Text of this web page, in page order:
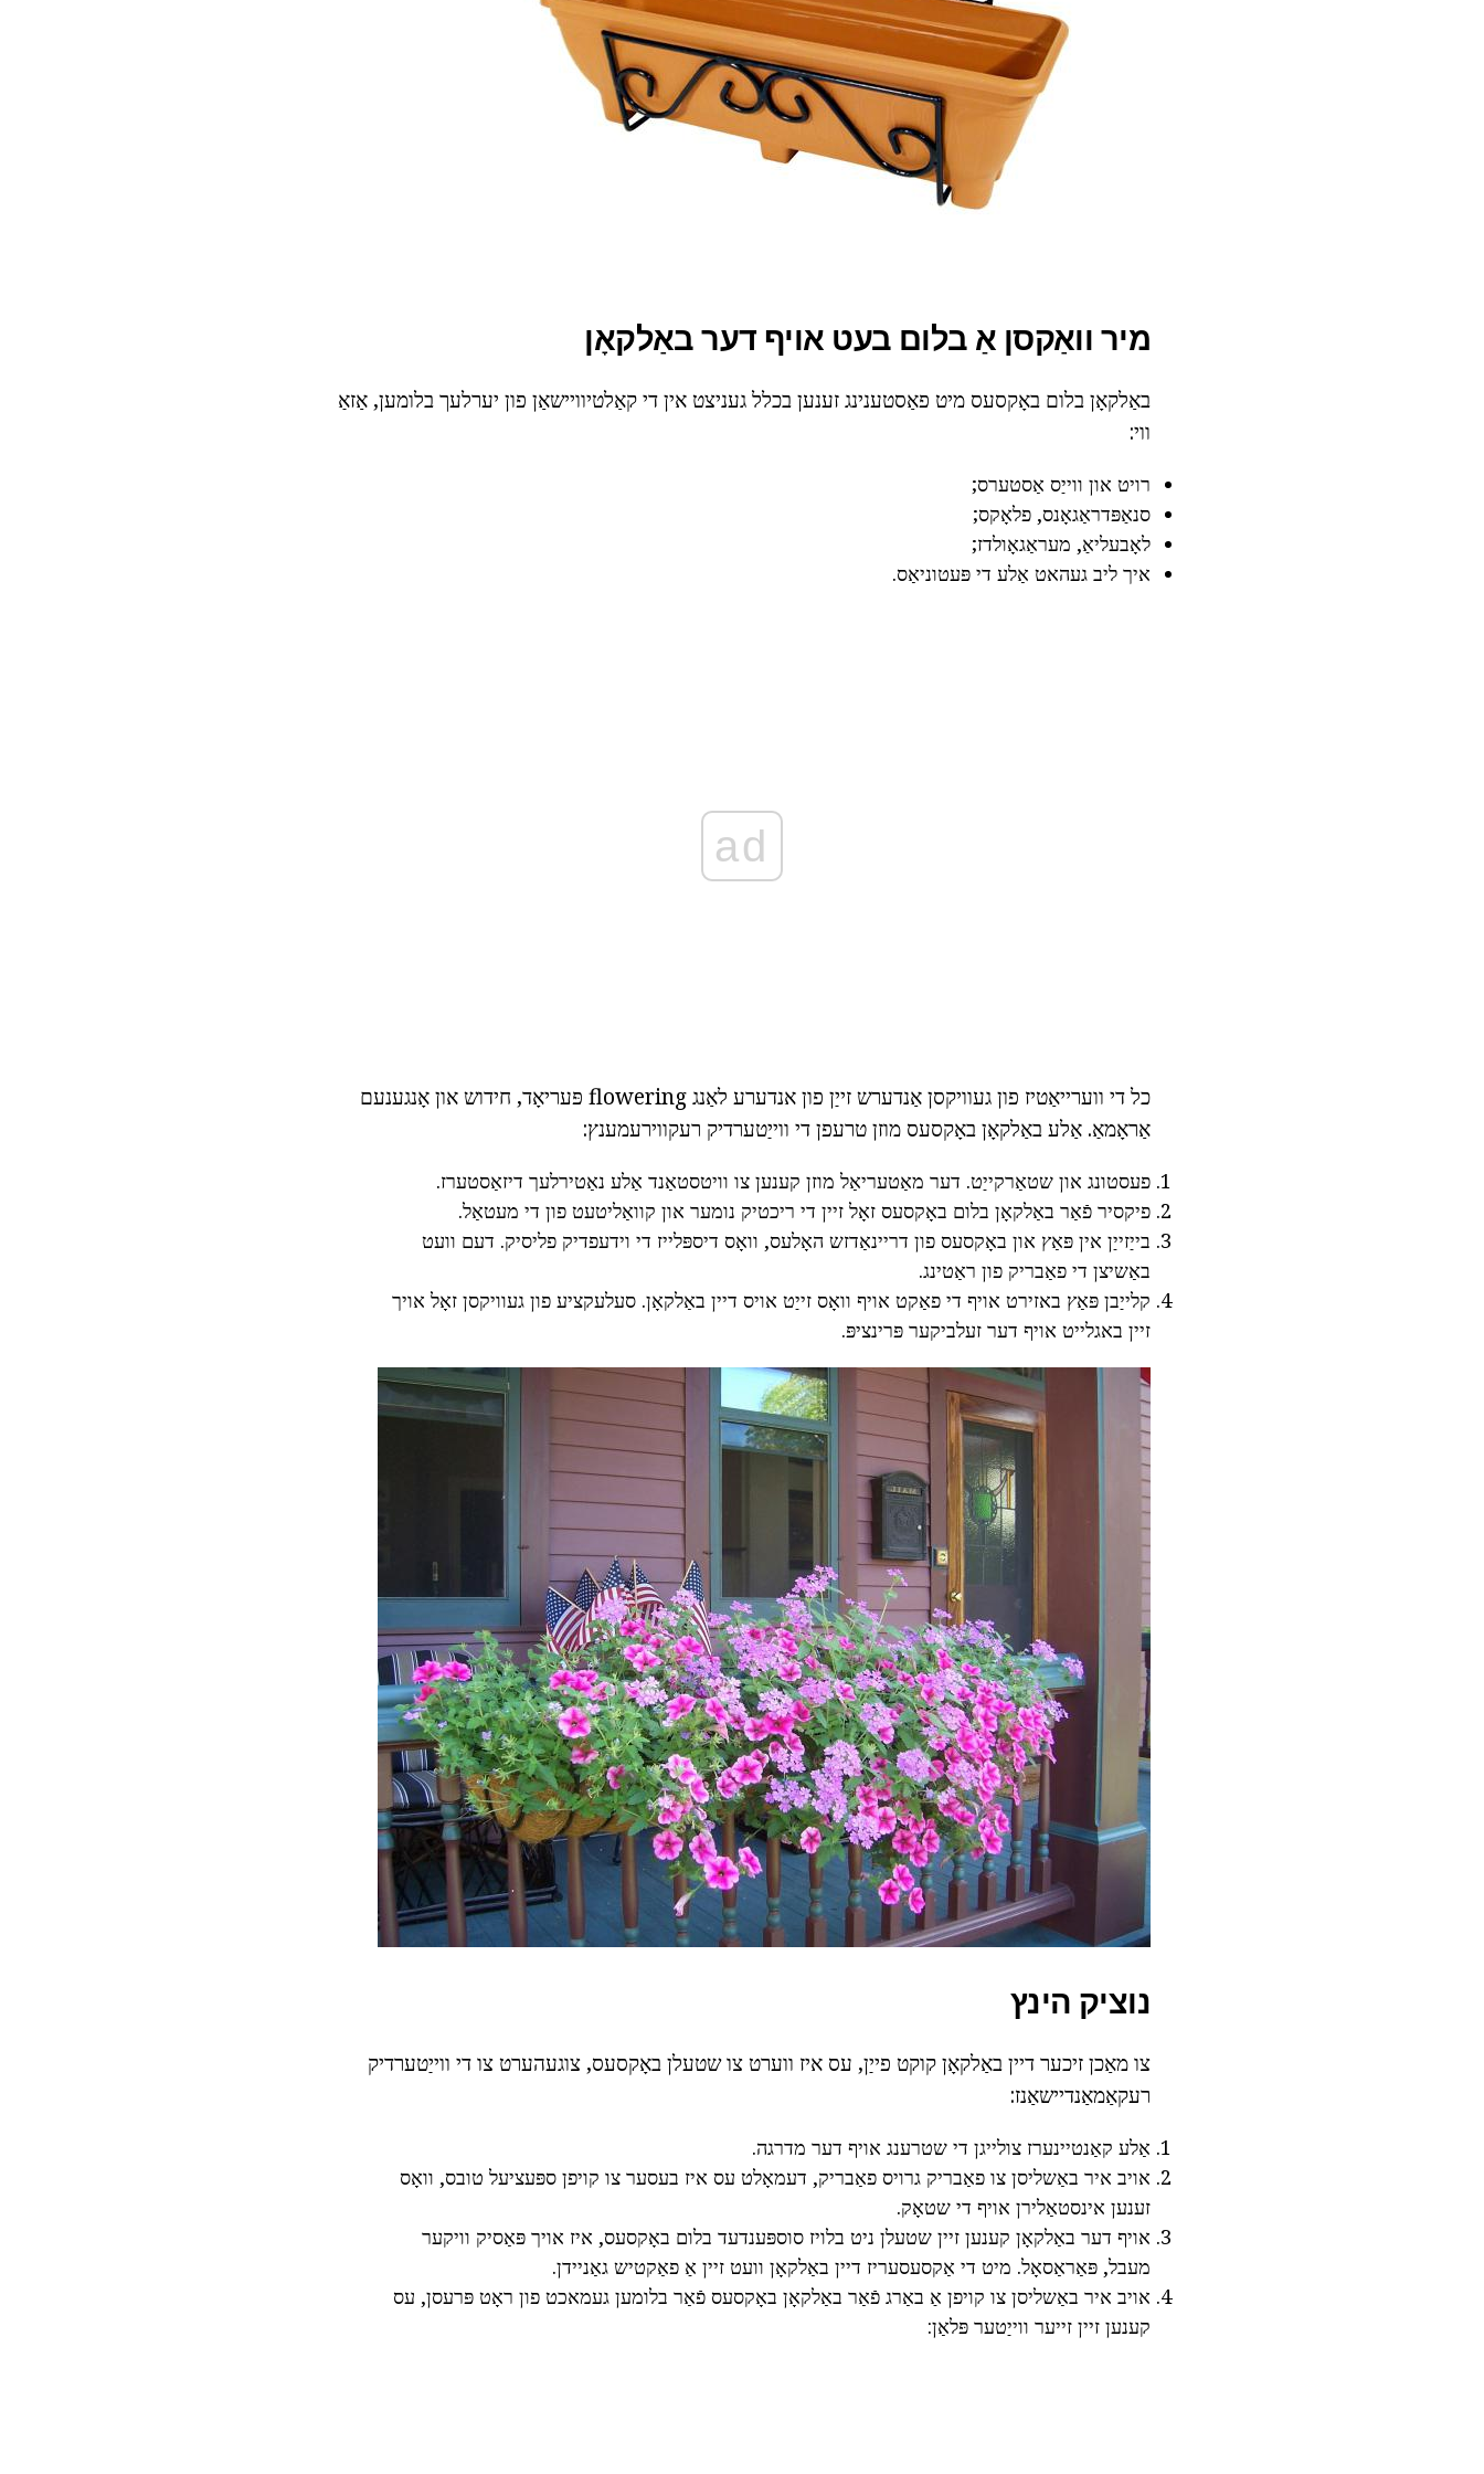
מיר וואַקסן אַ בלום בעט אויף דער באַלקאָן
באַלקאָן בלום באָקסעס מיט פאַסטענינג זענען בכלל געניצט אין די קאַלטיוויישאַן פון יערלעך בלומען, אַזאַ
ווי:
רויט און ווייַס אַסטערס;
סנאַפּדראַגאָנס, פלאָקס;
לאָבעליאַ, מעראַגאָולדז;
איך ליב געהאט אַלע די פּעטוניאַס.
ad
כל די ווערייאַטיז פון געוויקסן אַנדערש זייַן פון אנדערע לאַנג flowering פּעריאָד, חידוש און אָנגענעם
אַראָמאַ. אַלע באַלקאָן באָקסעס מוזן טרעפן די ווייַטערדיק רעקווירעמענץ:
פעסטונג און שטאַרקייַט. דער מאַטעריאַל מוזן קענען צו וויטסטאַנד אַלע נאַטירלעך דיזאַסטערז.
פיקסיר פֿאַר באַלקאָן בלום באָקסעס זאָל זיין די ריכטיק נומער און קוואַליטעט פון די מעטאַל.
בייַזייַן אין פּאַץ און באָקסעס פון דריינאַדזש האָלעס, וואָס דיספּלייז די וידעפדיק פליסיק. דעם וועט
באַשיצן די פאַבריק פון ראַטינג.
קלייַבן פּאַץ באזירט אויף די פאַקט אויף וואָס זייַט אויס דיין באַלקאָן. סעלעקציע פון געוויקסן זאָל אויך
זיין באגלייט אויף דער זעלביקער פּרינציפּ.
נוציק הינץ
צו מאַכן זיכער דיין באַלקאָן קוקט פייַן, עס איז ווערט צו שטעלן באָקסעס, צוגעהערט צו די ווייַטערדיק
רעקאַמאַנדיישאַנז:
אַלע קאַנטיינערז צולייגן די שטרענג אויף דער מדרגה.
אויב איר באַשליסן צו פאַבריק גרויס פאַבריק, דעמאָלט עס איז בעסער צו קויפן ספּעציעל טובס, וואָס
זענען אינסטאַלירן אויף די שטאָק.
אויף דער באַלקאָן קענען זיין שטעלן ניט בלויז סוספּענדעד בלום באָקסעס, איז אויך פּאַסיק וויקער
מעבל, פּאַראַסאָל. מיט די אַקסעסעריז דיין באַלקאָן וועט זיין אַ פאַקטיש גאַניידן.
אויב איר באַשליסן צו קויפן אַ באַרג פֿאַר באַלקאָן באָקסעס פֿאַר בלומען געמאכט פון ראָט פּרעסן, עס
קענען זיין זייער ווייַטער פּלאַן: